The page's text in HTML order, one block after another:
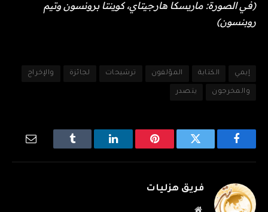
(في الصورة: ماريسكا هارجيتاي، كوينتا برونسون وتيم
روبنسون)
إيمي الكتابة المؤلفون ترشيحات لجائزة والإخراج
والمخرجون يتصدر
فيسبوك تويتر بينتيريستلينكدإن Tumblr
فريق هزليات
موقع